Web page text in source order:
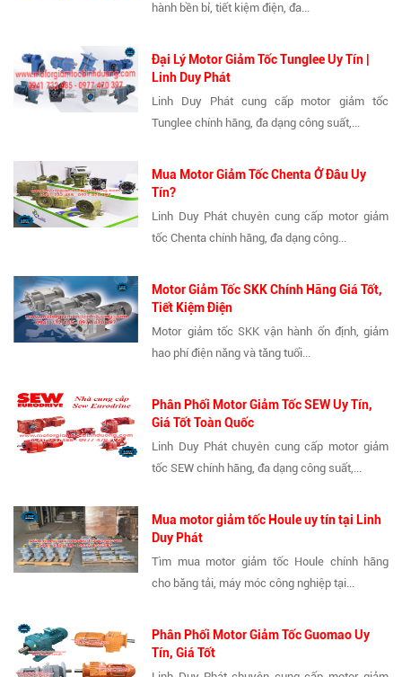
hành bền bỉ, tiết kiệm điện, đa...
Đại Lý Motor Giảm Tốc Tunglee Uy Tín |
Linh Duy Phát
Linh Duy Phát cung cấp motor giảm tốc
Tunglee chính hãng, đa dạng công suất,...
Mua Motor Giảm Tốc Chenta Ở Đâu Uy
Tín?
Linh Duy Phát chuyên cung cấp motor giảm
tốc Chenta chính hãng, đa dạng công...
Motor Giảm Tốc SKK Chính Hãng Giá Tốt,
Tiết Kiệm Điện
Motor giảm tốc SKK vận hành ổn định, giảm
hao phí điện năng và tăng tuổi...
Phân Phối Motor Giảm Tốc SEW Uy Tín,
Giá Tốt Toàn Quốc
Linh Duy Phát chuyên cung cấp motor giảm
tốc SEW chính hãng, đa dạng công suất,...
Mua motor giảm tốc Houle uy tín tại Linh
Duy Phát
Tìm mua motor giảm tốc Houle chính hãng
cho băng tải, máy móc công nghiệp tại...
Phân Phối Motor Giảm Tốc Guomao Uy
Tín, Giá Tốt